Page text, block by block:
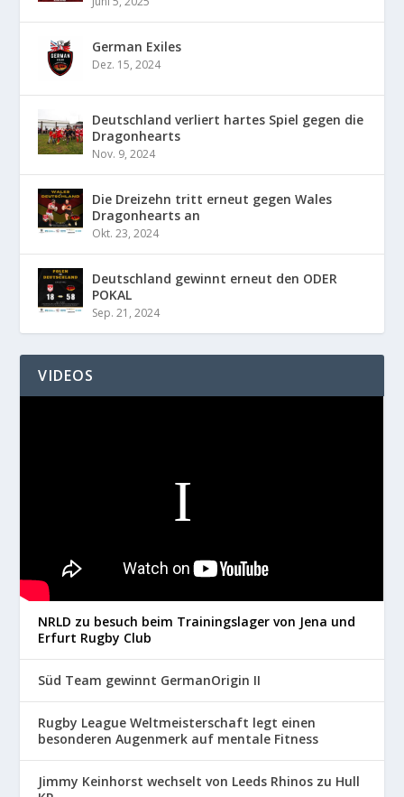
German Exiles
Dez. 15, 2024
Deutschland verliert hartes Spiel gegen die
Dragonhearts
Nov. 9, 2024
Die Dreizehn tritt erneut gegen Wales
Dragonhearts an
Okt. 23, 2024
Deutschland gewinnt erneut den ODER
POKAL
Sep. 21, 2024
VIDEOS
NRLD zu besuch beim Trainingslager von Jena und
Erfurt Rugby Club
Süd Team gewinnt GermanOrigin II
Rugby League Weltmeisterschaft legt einen
besonderen Augenmerk auf mentale Fitness
Jimmy Keinhorst wechselt von Leeds Rhinos zu Hull